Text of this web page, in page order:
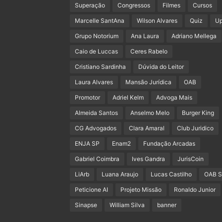
Superação Congressos Filmes Cursos
Marcelle SantAna Wilson Alvares Quiz
Grupo Notorium Ana Laura Adriano Mellega
Caio de Luccas Ceres Rabelo
Cristiano Sardinha Dúvida do Leitor
Laura Alvares Mansão Jurídica OAB
Promotor Adriel Kelm Advoga Mais
Almeida Santos Anselmo Melo Burger King
CG Advogados Clara Amaral Club Juridico
ENJA SP Enam2 Fundação Arcadas
Gabriel Coimbra Ives Gandra JurisCoin
LiArb Luana Araujo Lucas Castilho OAB
Peticione AI Projeto Missão Ronaldo Junior
Sinapse William Silva banner